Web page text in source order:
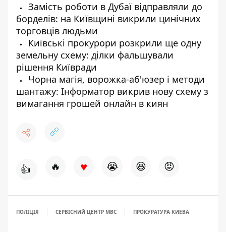
Замість роботи в Дубаї відправляли до
борделів: на Київщині викрили цинічних
торговців людьми
Київські прокурори розкрили ще одну
земельну схему: ділки фальшували
рішення Київради
Чорна магія, ворожка-аб'юзер і методи
шантажу: Інформатор викрив нову схему з
вимагання грошей онлайн в киян
👍 🔥 ♥ 😭 😆 😡
ПОЛІЦІЯ СЕРВІСНИЙ ЦЕНТР МВС ПРОКУРАТУРА КИЕВА